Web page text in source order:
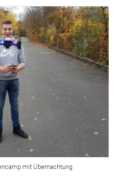
mit Übernachtung